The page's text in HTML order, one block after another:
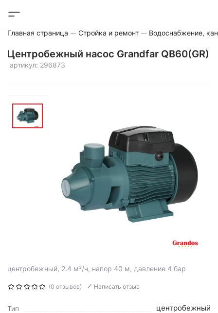
Главная страница Стройка и ремонт Водоснабжение,
Центробежный насос Grandfar QB60(GR)
артикул: 296873
центробежный, 2.4 м³/ч, напор 40 м, давление 4 бар
(0 отзывов) Написать отзыв
Тип центробежный